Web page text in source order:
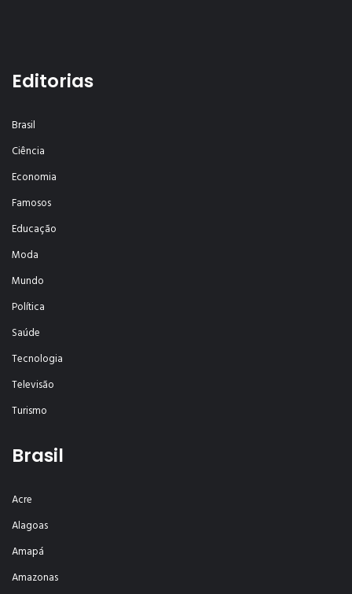
Editorias
Brasil
Ciência
Economia
Famosos
Educação
Moda
Mundo
Política
Saúde
Tecnologia
Televisão
Turismo
Brasil
Acre
Alagoas
Amapá
Amazonas